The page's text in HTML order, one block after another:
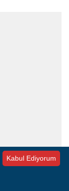
Kabul Ediyorum